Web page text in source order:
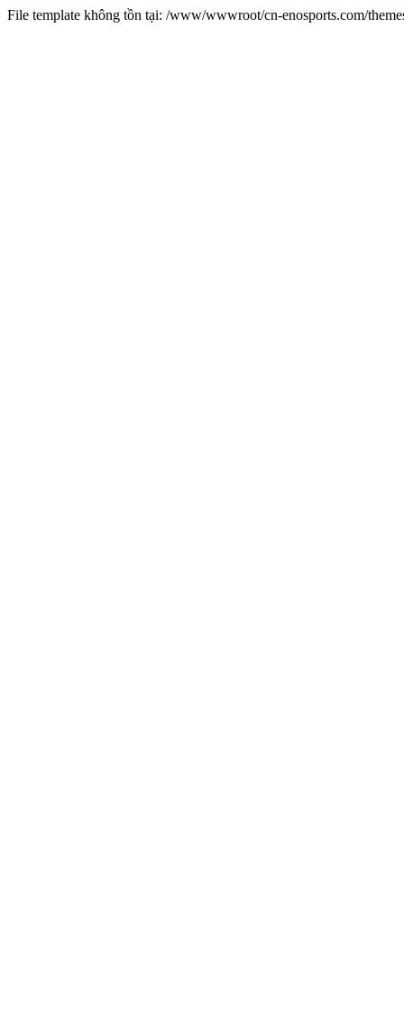
File template không tồn tại: /www/wwwroot/cn-enosports.com/